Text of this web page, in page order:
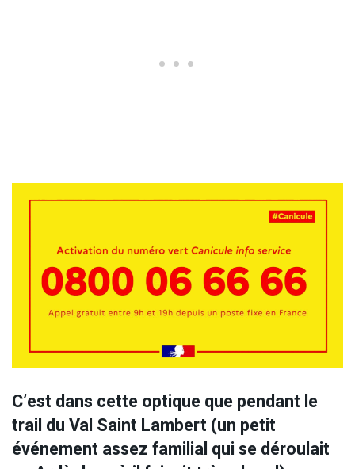
C’est dans cette optique que pendant le
trail du Val Saint Lambert (un petit
événement assez familial qui se déroulait